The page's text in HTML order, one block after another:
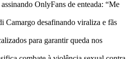
OnlyFans de enteada: “Me
Camargo desafinando viraliza e fãs
para garantir queda nos